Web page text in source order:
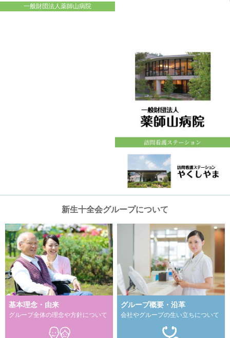
一般財団法人薬師山病院
新生十全会グループについて
基本理念・由来
グループ全体の理念や方針について
グループ概要・沿革
会社やグループの生い立ちについて